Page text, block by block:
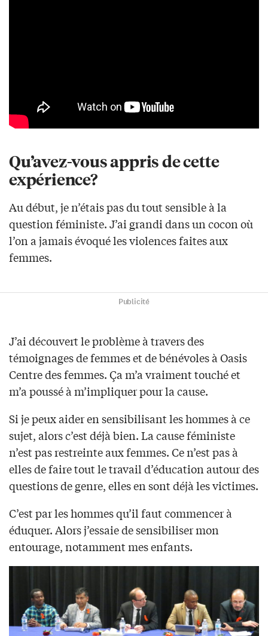
Qu’avez-vous appris de cette
expérience?
Au début, je n’étais pas du tout sensible à la
question féministe. J’ai grandi dans un cocon où
l’on a jamais évoqué les violences faites aux
femmes.
Publicité
J’ai découvert le problème à travers des
témoignages de femmes et de bénévoles à Oasis
Centre des femmes. Ça m’a vraiment touché et
m’a poussé à m’impliquer pour la cause.
Si je peux aider en sensibilisant les hommes à ce
sujet, alors c’est déjà bien. La cause féministe
n’est pas restreinte aux femmes. Ce n’est pas à
elles de faire tout le travail d’éducation autour des
questions de genre, elles en sont déjà les victimes.
C’est par les hommes qu’il faut commencer à
éduquer. Alors j’essaie de sensibiliser mon
entourage, notamment mes enfants.